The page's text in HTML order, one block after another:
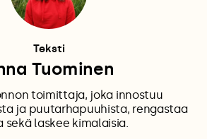
Teksti
Tuominen
toimittaja, joka innostuu
ja puutarhapuuhista, rengastaa
sekä laskee kimalaisia.